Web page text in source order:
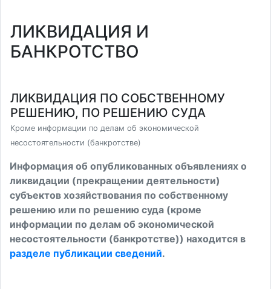
ЛИКВИДАЦИЯ И
БАНКРОТСТВО
ЛИКВИДАЦИЯ ПО СОБСТВЕННОМУ
РЕШЕНИЮ, ПО РЕШЕНИЮ СУДА
Кроме информации по делам об экономической
несостоятельности (банкротстве)
Информация об опубликованных объявлениях о
ликвидации (прекращении деятельности)
субъектов хозяйствования по собственному
решению или по решению суда (кроме
информации по делам об экономической
несостоятельности (банкротстве)) находится в
разделе публикации сведений.